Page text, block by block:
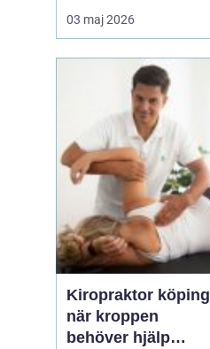
muskelvärk, stelhet och
ibland också ledbesvär.
ämnen som stimulerar
blodcirkulationen och
03 maj 2026
Kiropraktor köping
när kroppen
behöver hjälp